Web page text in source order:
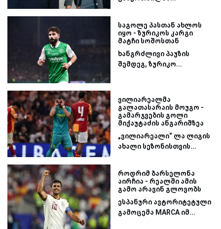
საგოლე პასთან ახლოს
იყო - ზურიკოს კარგი
მატჩი სოშოსთან
ხანგრძლივი პაუზის
შემდეგ, ზურიკო...
ვილიარეალმა
გალათასარაის მოუგო -
გამარჯვების გოლი
მიქაუტაძის ანგარიშზეა
„ვილიარეალი“ ლა ლიგის
ახალი სეზონისთვის...
როდრიმ ბარსელონა
აირჩია - რეალში ამის
გამო არავინ გლოვობს
ესპანური ავტორიტეტული
გამოცემა MARCA იმ...